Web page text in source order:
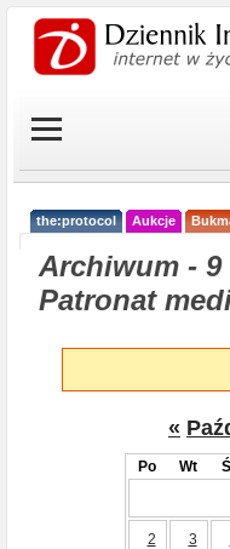
the:protocol Aukcje
Archiwum - 9
Patronat
«
Po Wt
2 3